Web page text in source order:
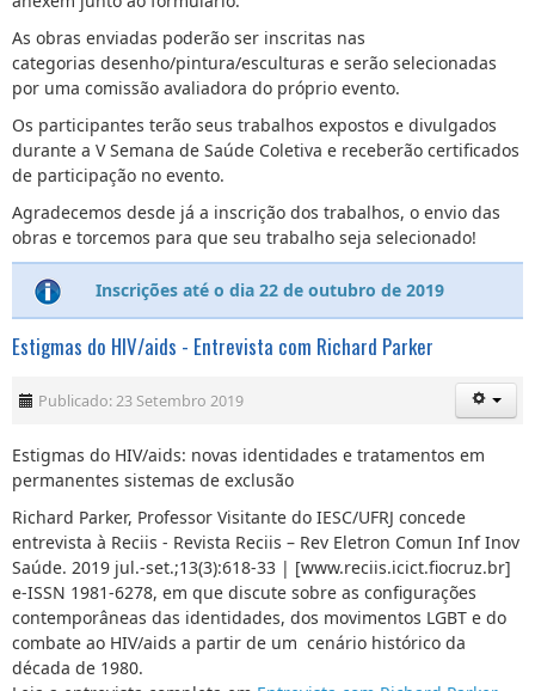
As obras enviadas poderão ser inscritas nas
categorias desenho/pintura/esculturas e serão selecionadas
por uma comissão avaliadora do próprio evento.
Os participantes terão seus trabalhos expostos e divulgados
durante a V Semana de Saúde Coletiva e receberão certificados
de participação no evento.
Agradecemos desde já a inscrição dos trabalhos, o envio das
obras e torcemos para que seu trabalho seja selecionado!
Inscrições até o dia 22 de outubro de 2019
Estigmas do HIV/aids - Entrevista com Richard Parker
Publicado: 23 Setembro 2019
Estigmas do HIV/aids: novas identidades e tratamentos em
permanentes sistemas de exclusão
Richard Parker, Professor Visitante do IESC/UFRJ concede
entrevista à Reciis - Revista Reciis – Rev Eletron Comun Inf Inov
Saúde. 2019 jul.-set.;13(3):618-33 | [www.reciis.icict.fiocruz.br]
e-ISSN 1981-6278, em que discute sobre as configurações
contemporâneas das identidades, dos movimentos LGBT e do
combate ao HIV/aids a partir de um cenário histórico da
década de 1980.